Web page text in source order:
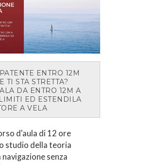
ENTRO 12M
TI STA STRETTA?
DA ENTRO 12M A
ED ESTENDILA
A VELA
d'aula di 12 ore
studio della teoria
navigazione senza